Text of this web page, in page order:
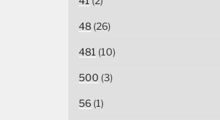
48(26)
481 (10)
500 (3)
56(1)